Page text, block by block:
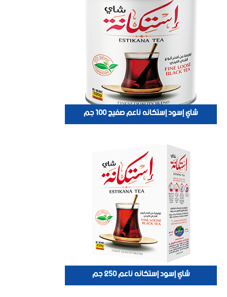
شاي إسود إستكانه ناعم صفيح 100 جم
شاي إسود إستكانه ناعم 250 جم